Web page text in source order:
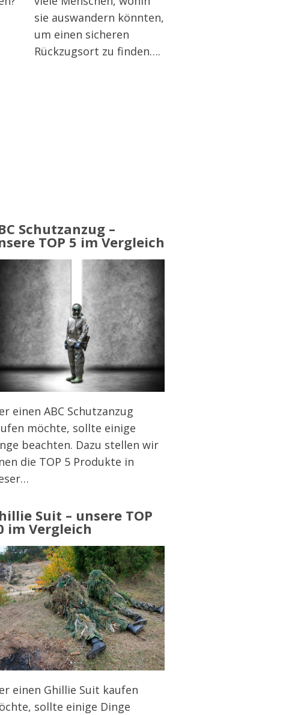
sie auswandern könnten,
um einen sicheren
Rückzugsort zu finden….
Schutzanzug –
TOP 5 im Vergleich
einen ABC Schutzanzug
möchte, sollte einige
beachten. Dazu stellen wir
die TOP 5 Produkte in
Suit – unsere TOP
im Vergleich
einen Ghillie Suit kaufen
sollte einige Dinge